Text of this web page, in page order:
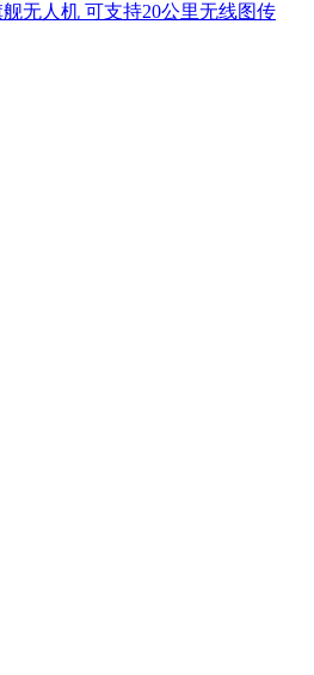
无人机 可支持20公里无线图传